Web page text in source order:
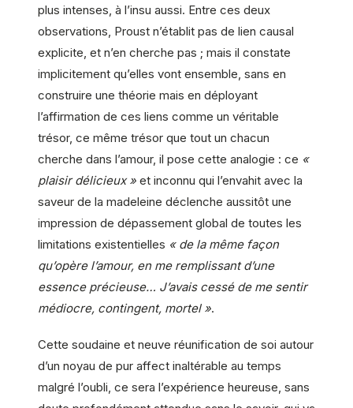
plus intenses, à l’insu aussi. Entre ces deux
observations, Proust n’établit pas de lien causal
explicite, et n’en cherche pas ; mais il constate
implicitement qu’elles vont ensemble, sans en
construire une théorie mais en déployant
l’affirmation de ces liens comme un véritable
trésor, ce même trésor que tout un chacun
cherche dans l’amour, il pose cette analogie : ce «
plaisir délicieux » et inconnu qui l’envahit avec la
saveur de la madeleine déclenche aussitôt une
impression de dépassement global de toutes les
limitations existentielles « de la même façon
qu’opère l’amour, en me remplissant d’une
essence précieuse… J’avais cessé de me sentir
médiocre, contingent, mortel ».
Cette soudaine et neuve réunification de soi autour
d’un noyau de pur affect inaltérable au temps
malgré l’oubli, ce sera l’expérience heureuse, sans